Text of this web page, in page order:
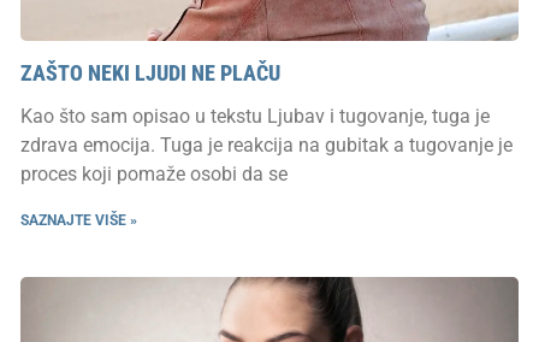
ZAŠTO NEKI LJUDI NE PLAČU
Kao što sam opisao u tekstu Ljubav i tugovanje, tuga je
zdrava emocija. Tuga je reakcija na gubitak a tugovanje je
proces koji pomaže osobi da se
SAZNAJTE VIŠE »